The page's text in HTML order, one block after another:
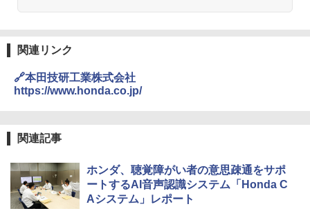
関連リンク
🔗本田技研工業株式会社
https://www.honda.co.jp/
関連記事
ホンダ、聴覚障がい者の意思疎通をサポ
ートするAI音声認識システム「Honda C
Aシステム」レポート